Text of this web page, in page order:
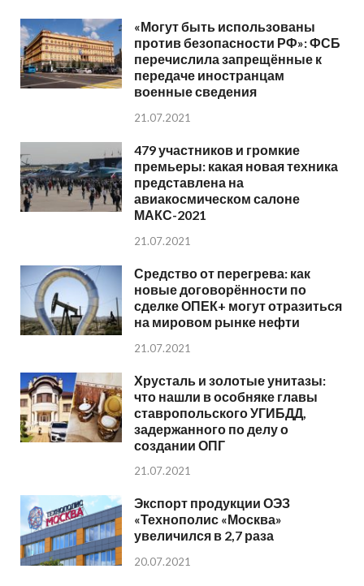
«Могут быть использованы
против безопасности РФ»: ФСБ
перечислила запрещённые к
передаче иностранцам
военные сведения
21.07.2021
479 участников и громкие
премьеры: какая новая техника
представлена на
авиакосмическом салоне
МАКС-2021
21.07.2021
Средство от перегрева: как
новые договорённости по
сделке ОПЕК+ могут отразиться
на мировом рынке нефти
21.07.2021
Хрусталь и золотые унитазы:
что нашли в особняке главы
ставропольского УГИБДД,
задержанного по делу о
создании ОПГ
21.07.2021
Экспорт продукции ОЭЗ
«Технополис «Москва»
увеличился в 2,7 раза
20.07.2021